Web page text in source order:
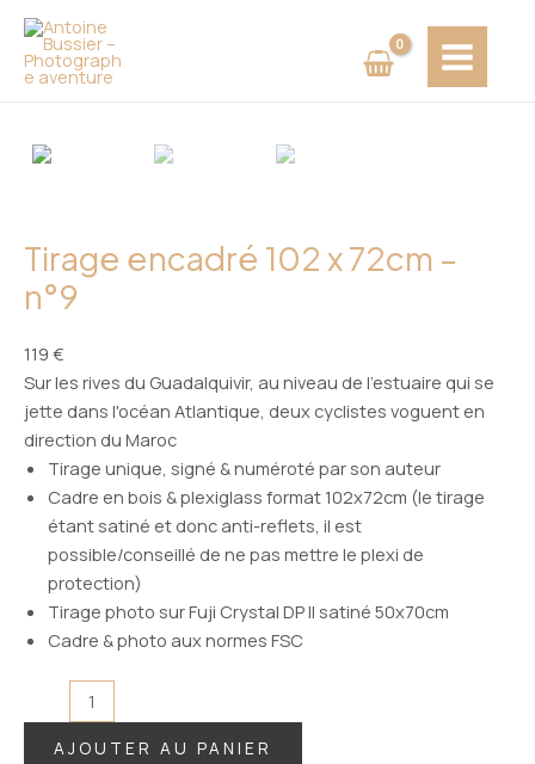
Aller
contenu
MAIN
MENU
Tirage encadré 102 x 72cm –
n°9
119 €
Sur les rives du Guadalquivir, au niveau de l'estuaire qui se
jette dans l'océan Atlantique, deux cyclistes voguent en
direction du Maroc
Tirage unique, signé & numéroté par son auteur
Cadre en bois & plexiglass format 102x72cm (le tirage
étant satiné et donc anti-reflets, il est
possible/conseillé de ne pas mettre le plexi de
protection)
Tirage photo sur Fuji Crystal DP II satiné 50x70cm
Cadre & photo aux normes FSC
quantité
de
TirageAJOUTER AU PANIER